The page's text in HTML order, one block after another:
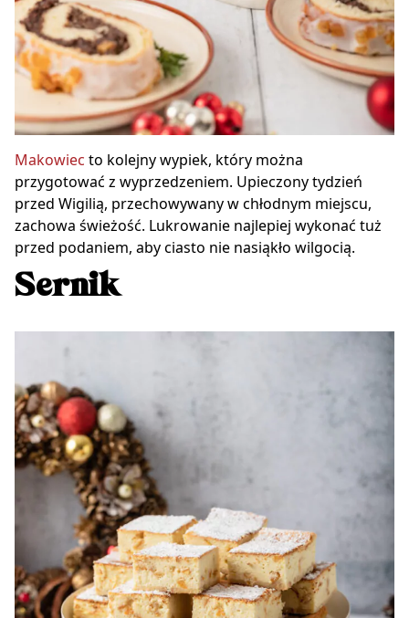
Makowiec to kolejny wypiek, który można
przygotować z wyprzedzeniem. Upieczony tydzień
przed Wigilią, przechowywany w chłodnym miejscu,
zachowa świeżość. Lukrowanie najlepiej wykonać tuż
przed podaniem, aby ciasto nie nasiąkło wilgocią.
Sernik